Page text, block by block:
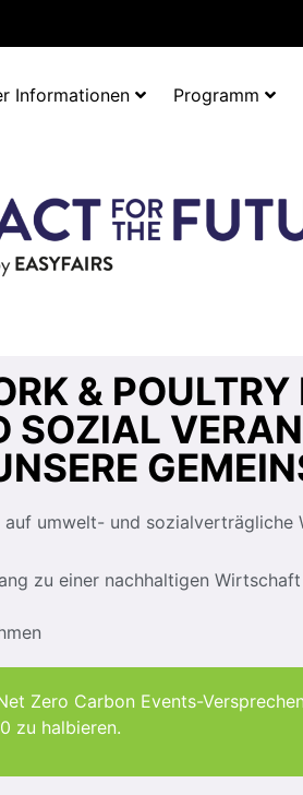
Informationen Programm
& POULTRY
SOZIAL
umwelt- und sozialverträgliche
zu einer nachhaltigen Wirtschaft
Zero Carbon Events-
zu halbieren.